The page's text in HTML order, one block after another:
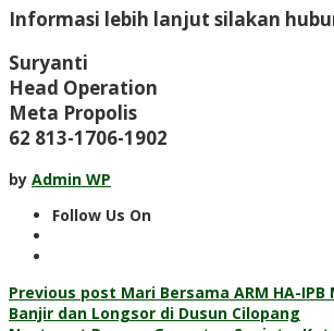
Informasi lebih lanjut silakan
Suryanti
Head Operation
Meta Propolis
62 813-1706-1902
by Admin WP
Follow Us On
Post
Previous post Mari Bersama ARM HA-
Banjir dan Longsor di Dusun Cilopang